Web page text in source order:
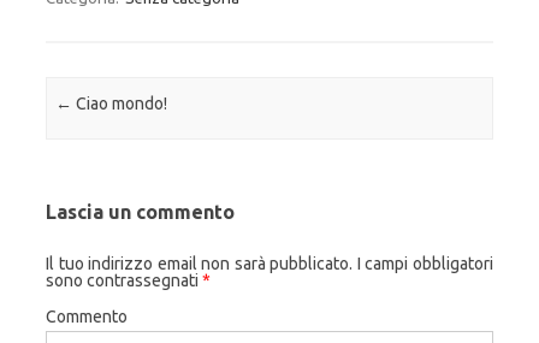
Navigazione articolo
← Ciao mondo!
Lascia un commento
Il tuo indirizzo email non sarà pubblicato. I campi obbligatori
sono contrassegnati *
Commento